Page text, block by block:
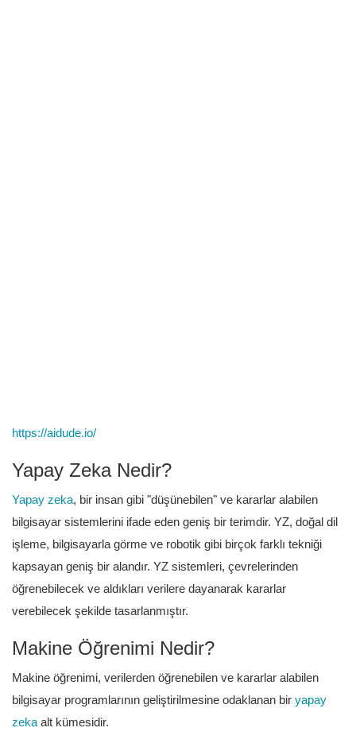
https://aidude.io/
Yapay Zeka Nedir?
Yapay zeka, bir insan gibi "düşünebilen" ve kararlar alabilen
bilgisayar sistemlerini ifade eden geniş bir terimdir. YZ, doğal dil
işleme, bilgisayarla görme ve robotik gibi birçok farklı tekniği
kapsayan geniş bir alandır. YZ sistemleri, çevrelerinden
öğrenebilecek ve aldıkları verilere dayanarak kararlar
verebilecek şekilde tasarlanmıştır.
Makine Öğrenimi Nedir?
Makine öğrenimi, verilerden öğrenebilen ve kararlar alabilen
bilgisayar programlarının geliştirilmesine odaklanan bir yapay
zeka alt kümesidir.